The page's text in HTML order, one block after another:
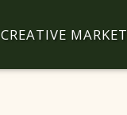
CREATIVE MARKET